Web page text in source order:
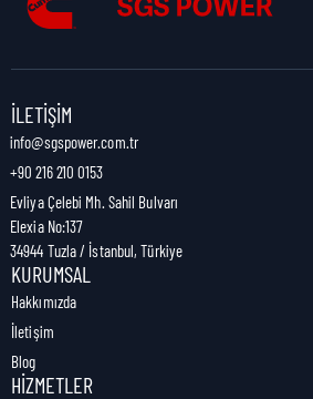
Nakliye Ağırlığı:
İLETIŞIM
info@sgspower.com.tr
+90 216 210 0153
Evliya Çelebi Mh. Sahil Bulvarı
Elexia No:137
34944 Tuzla / İstanbul, Türkiye
KURUMSAL
Hakkımızda
İletişim
Blog
HIZMETLER